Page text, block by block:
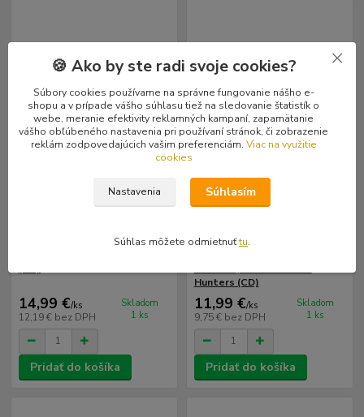
14,99 €/ks
12,19 € bez DPH
Skladom
1 ks
Pridať do košíka
Hunters (CD)
11,99 €/ks
9,75 € bez DPH
Skladom
1 ks
Pridať do košíka
🍪 Ako by ste radi svoje cookies?
Súbory cookies používame na správne fungovanie nášho e-
shopu a v prípade vášho súhlasu tiež na sledovanie štatistík o
webe, meranie efektivity reklamných kampaní, zapamätanie
vášho obľúbeného nastavenia pri používaní stránok, či zobrazenie
reklám zodpovedajúcich vašim preferenciám. Viac na využitie
cookies
Nastavenia Súhlasím
Súhlas môžete odmietnuťtu.